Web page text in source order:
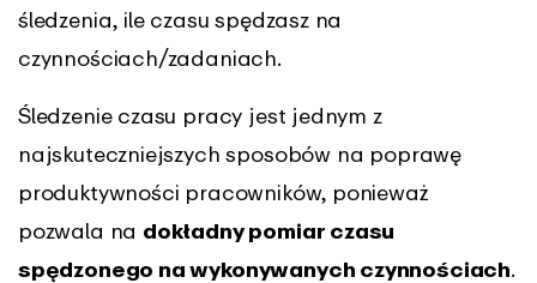
śledzenia, ile czasu spędzasz na
czynnościach/zadaniach.
Śledzenie czasu pracy jest jednym z
najskuteczniejszych sposobów na poprawę
produktywności pracowników, ponieważ
pozwala na dokładny pomiar czasu
spędzonego na wykonywanych czynnościach.